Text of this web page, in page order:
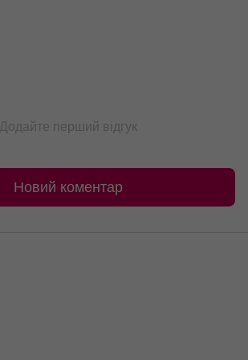
Додайте перший відгук
Новий коментар